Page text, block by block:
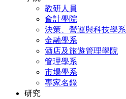
教研人員
會計學院
決策、營運與科技學系
金融學系
酒店及旅遊管理學院
管理學系
市場學系
專家名錄
研究